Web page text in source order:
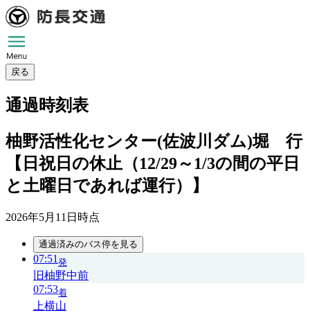
戻る
通過時刻表
柚野活性化センター(佐波川ダム)堀 行
【日祝日の休止（12/29～1/3の間の平日
と土曜日であれば運行）】
2026年5月11日 時点
通過済みのバス停を見る
07:51 発
旧柚野中前
07:53着
上横山